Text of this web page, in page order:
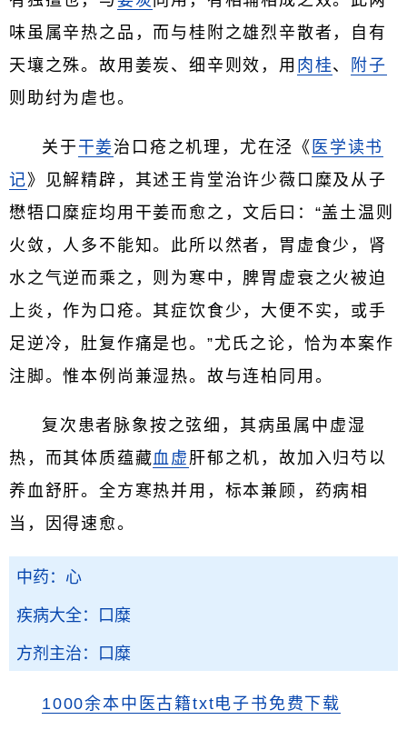
味虽属辛热之品，而与桂附之雄烈辛散者，自有
天壤之殊。故用姜炭、细辛则效，用 肉桂、
附子
则助纣为虐也。
关于 干姜治口疮之机理，尤在泾《 医学读书
记》见解精辟，其述王肯堂治许少薇口糜及从子
懋牾口糜症均用干姜而愈之，文后曰：“盖土温则
火敛，人多不能知。此所以然者，胃虚食少，肾
水之气逆而乘之，则为寒中，脾胃虚衰之火被迫
上炎，作为口疮。其症饮食少，大便不实，或手
足逆冷，肚复作痛是也。”尤氏之论，恰为本案作
注脚。惟本例尚兼湿热。故与连柏同用。
复次患者脉象按之弦细，其病虽属中虚湿
热，而其体质蕴藏血虚 肝郁之机，故加入归芍以
养血舒肝。全方寒热并用，标本兼顾，药病相
当，因得速愈。
中药：心
疾病大全：口糜
方剂主治：口糜
1000余本中医古籍txt电子书免费下载